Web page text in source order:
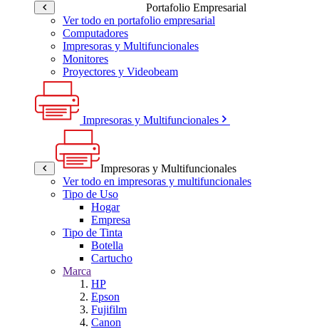
Portafolio Empresarial
Ver todo en portafolio empresarial
Computadores
Impresoras y Multifuncionales
Monitores
Proyectores y Videobeam
Impresoras y Multifuncionales
Impresoras y Multifuncionales
Ver todo en impresoras y multifuncionales
Tipo de Uso
Hogar
Empresa
Tipo de Tinta
Botella
Cartucho
Marca
HP
Epson
Fujifilm
Canon